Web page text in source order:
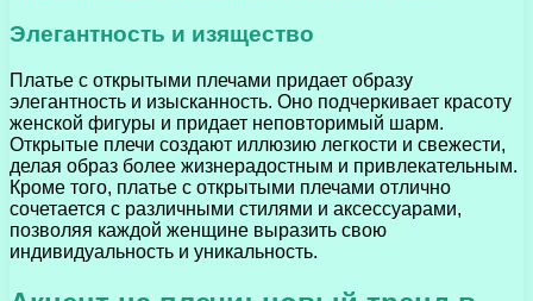
Элегантность и изящество
Платье с открытыми плечами придает образу
элегантность и изысканность. Оно подчеркивает красоту
женской фигуры и придает неповторимый шарм.
Открытые плечи создают иллюзию легкости и свежести,
делая образ более жизнерадостным и привлекательным.
Кроме того, платье с открытыми плечами отлично
сочетается с различными стилями и аксессуарами,
позволяя каждой женщине выразить свою
индивидуальность и уникальность.